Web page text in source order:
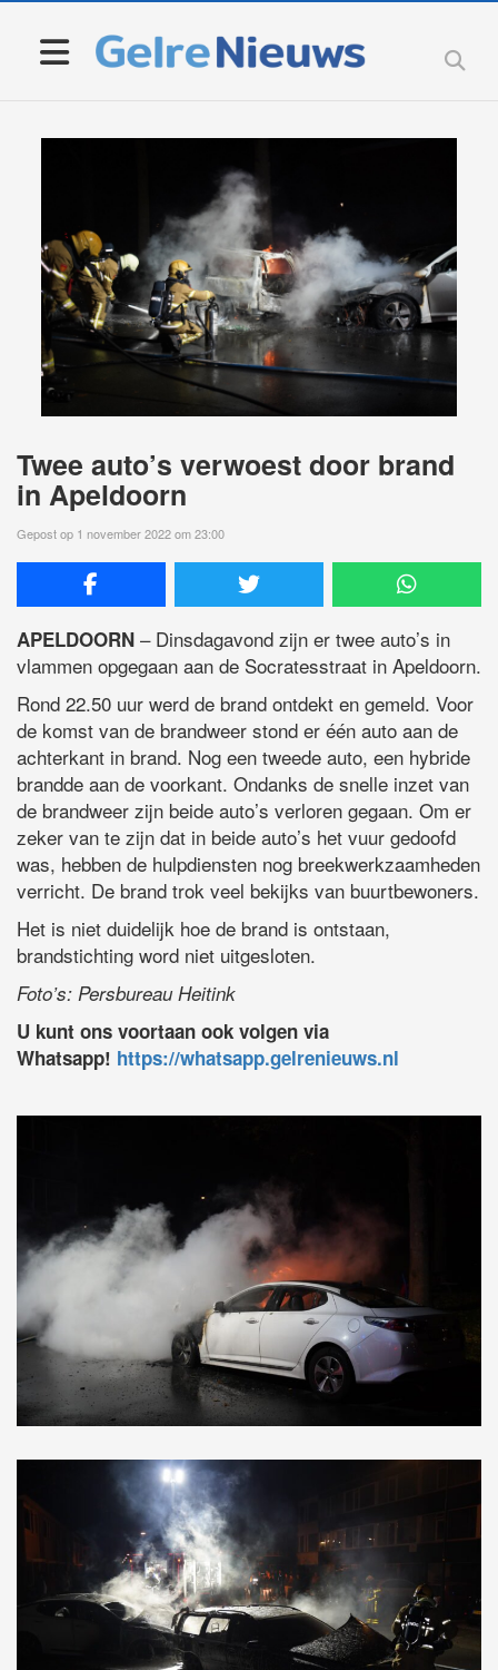
Twee auto’s verwoest door brand
in Apeldoorn
Gepost op 1 november 2022 om 23:00
APELDOORN – Dinsdagavond zijn er twee auto’s in
vlammen opgegaan aan de Socratesstraat in Apeldoorn.
Rond 22.50 uur werd de brand ontdekt en gemeld. Voor
de komst van de brandweer stond er één auto aan de
achterkant in brand. Nog een tweede auto, een hybride
brandde aan de voorkant. Ondanks de snelle inzet van
de brandweer zijn beide auto’s verloren gegaan. Om er
zeker van te zijn dat in beide auto’s het vuur gedoofd
was, hebben de hulpdiensten nog breekwerkzaamheden
verricht. De brand trok veel bekijks van buurtbewoners.
Het is niet duidelijk hoe de brand is ontstaan,
brandstichting word niet uitgesloten.
Foto’s: Persbureau Heitink
U kunt ons voortaan ook volgen via
Whatsapp! https://whatsapp.gelrenieuws.nl